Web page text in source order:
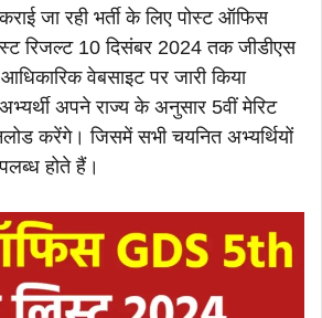
जा रही भर्ती के लिए पोस्ट ऑफिस
रिजल्ट 10 दिसंबर 2024 तक जीडीएस
वेबसाइट पर जारी किया
अपने राज्य के अनुसार 5वीं मेरिट
करेंगे। जिसमें सभी चयनित अभ्यर्थियों
होते हैं।